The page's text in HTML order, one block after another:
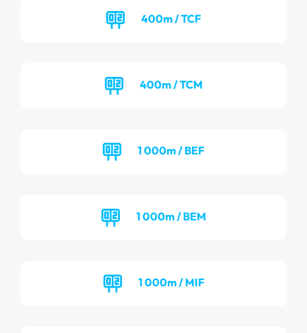
400m / TCF
400m / TCM
1 000m / BEF
1 000m / BEM
1 000m / MIF